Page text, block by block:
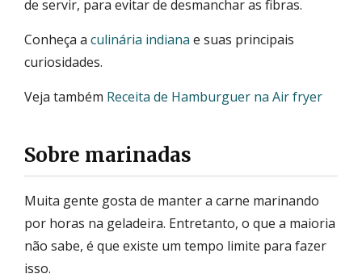
de servir, para evitar de desmanchar as fibras.
Conheça a culinária indiana e suas principais
curiosidades.
Veja também Receita de Hamburguer na Air fryer
Sobre marinadas
Muita gente gosta de manter a carne marinando
por horas na geladeira. Entretanto, o que a maioria
não sabe, é que existe um tempo limite para fazer
isso.